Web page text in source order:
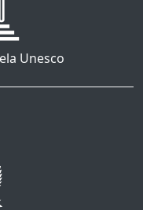
Unesco